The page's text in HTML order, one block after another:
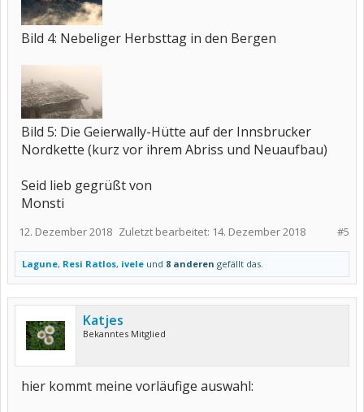
Bild 4: Nebeliger Herbsttag in den Bergen
Bild 5: Die Geierwally-Hütte auf der Innsbrucker
Nordkette (kurz vor ihrem Abriss und Neuaufbau)
Seid lieb gegrüßt von
Monsti
#5
12. Dezember 2018 Zuletzt bearbeitet: 14. Dezember 2018
Lagune, Resi Ratlos, ivele und 8 anderen gefällt das.
Katjes
Bekanntes Mitglied
hier kommt meine vorläufige auswahl: